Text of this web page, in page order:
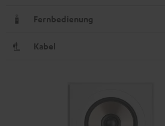
Fernbedienung
Kabel